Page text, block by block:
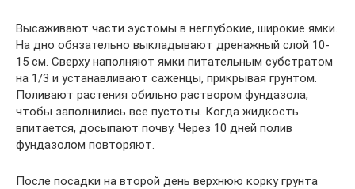
Высаживают части эустомы в неглубокие, широкие ямки.
На дно обязательно выкладывают дренажный слой 10-
15 см. Сверху наполняют ямки питательным субстратом
на 1/3 и устанавливают саженцы, прикрывая грунтом.
Поливают растения обильно раствором фундазола,
чтобы заполнились все пустоты. Когда жидкость
впитается, досыпают почву. Через 10 дней полив
фундазолом повторяют.
После посадки на второй день верхнюю корку грунта